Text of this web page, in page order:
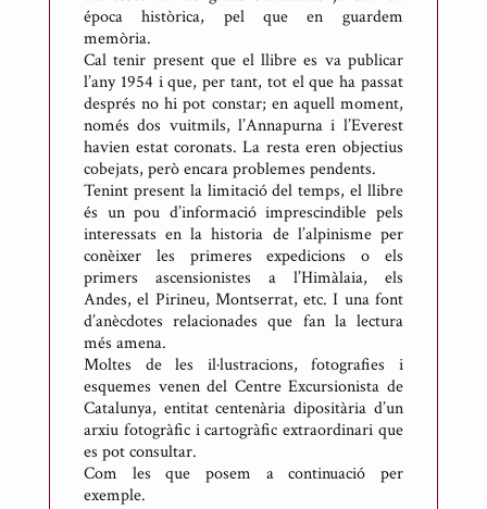
época històrica, pel que en guardem
memòria.
Cal tenir present que el llibre es va publicar
l’any 1954 i que, per tant, tot el que ha passat
després no hi pot constar; en aquell moment,
només dos vuitmils, l’Annapurna i l’Everest
havien estat coronats. La resta eren objectius
cobejats, però encara problemes pendents.
Tenint present la limitació del temps, el llibre
és un pou d’informació imprescindible pels
interessats en la historia de l’alpinisme per
conèixer les primeres expedicions o els
primers ascensionistes a l’Himàlaia, els
Andes, el Pirineu, Montserrat, etc. I una font
d’anècdotes relacionades que fan la lectura
més amena.
Moltes de les il·lustracions, fotografies i
esquemes venen del Centre Excursionista de
Catalunya, entitat centenària dipositària d’un
arxiu fotogràfic i cartogràfic extraordinari que
es pot consultar.
Com les que posem a continuació per
exemple.